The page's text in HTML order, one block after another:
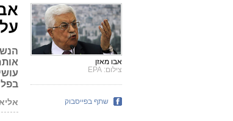
אבו מאזן
צילום: EPA
שתף בפייסבוק